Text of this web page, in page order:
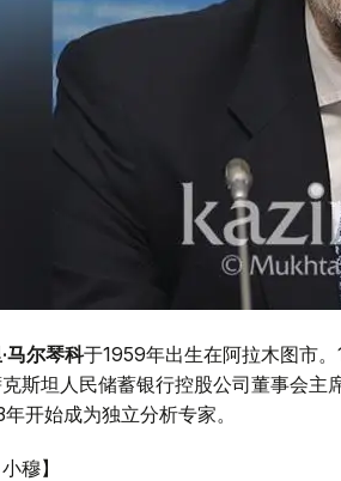
马尔琴科于1959年出生在阿拉木图市
斯坦人民储蓄银行控股公司董事会主
开始成为独立分析专家。
穆】